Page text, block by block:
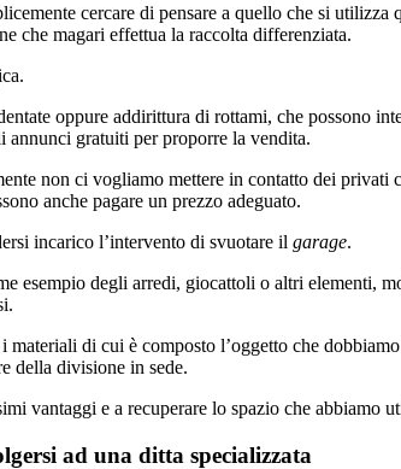
cercare di pensare a quello che si
che magari effettua la raccolta differenziata.
oppure addirittura di rottami, che possono
gratuiti per proporre la vendita.
non ci vogliamo mettere in contatto dei
anche pagare un prezzo adeguato.
incarico l’intervento di svuotare il garage.
esempio degli arredi, giocattoli o altri elementi,
materiali di cui è composto l’oggetto che
della divisione in sede.
vantaggi e a recuperare lo spazio che abbiamo
ad una ditta specializzata